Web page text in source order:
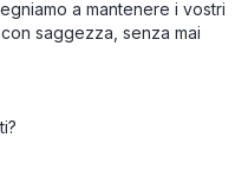
a mantenere i vostri
saggezza, senza mai